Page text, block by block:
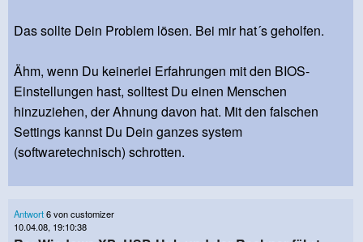
Das sollte Dein Problem lösen. Bei mir hat´s geholfen.
Ähm, wenn Du keinerlei Erfahrungen mit den BIOS-
Einstellungen hast, solltest Du einen Menschen
hinzuziehen, der Ahnung davon hat. Mit den falschen
Settings kannst Du Dein ganzes system
(softwaretechnisch) schrotten.
Antwort6 von customizer
10.04.08, 19:10:38